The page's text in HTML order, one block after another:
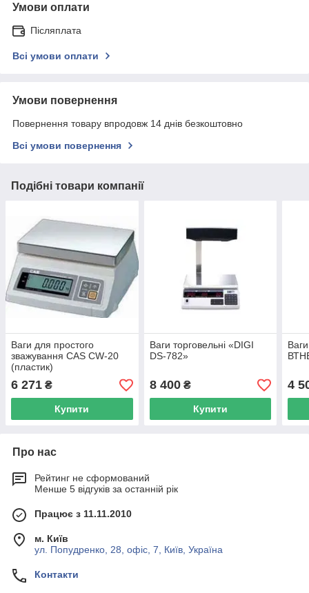
Умови оплати
Післяплата
Всі умови оплати
Умови повернення
Повернення товару впродовж 14 днів безкоштовно
Всі умови повернення
Подібні товари компанії
Ваги для простого
зважування CAS CW-20
(пластик)
6 271 ₴
Купити
Ваги торговельні «DIGI
DS-782»
8 400₴
Купити
4
Про нас
Рейтинг не сформований
Менше 5 відгуків за останній рік
Працює з 11.11.2010
м. Київ
ул. Попудренко, 28, офіс, 7, Київ, Україна
Контакти